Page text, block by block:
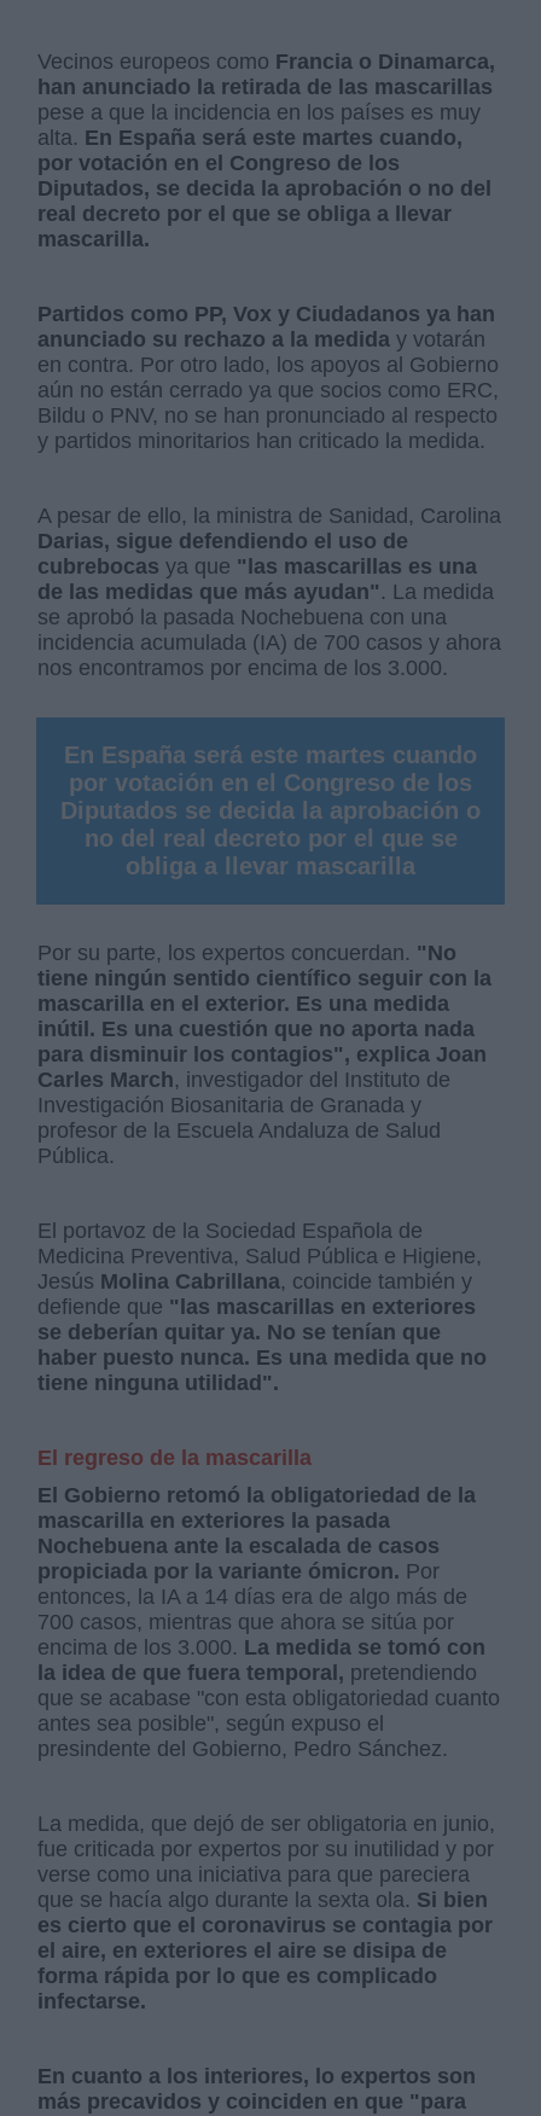
Vecinos europeos como Francia o Dinamarca,
han anunciado la retirada de las mascarillas
pese a que la incidencia en los países es muy
alta. En España será este martes cuando,
por votación en el Congreso de los
Diputados, se decida la aprobación o no del
real decreto por el que se obliga a llevar
mascarilla.
Partidos como PP, Vox y Ciudadanos ya han
anunciado su rechazo a la medida y votarán
en contra. Por otro lado, los apoyos al Gobierno
aún no están cerrado ya que socios como ERC,
Bildu o PNV, no se han pronunciado al respecto
y partidos minoritarios han criticado la medida.
A pesar de ello, la ministra de Sanidad, Carolina
Darias, sigue defendiendo el uso de
cubrebocas ya que "las mascarillas es una
de las medidas que más ayudan" . La medida
se aprobó la pasada Nochebuena con una
incidencia acumulada (IA) de 700 casos y ahora
nos encontramos por encima de los 3.000.
En España será este martes cuando
por votación en el Congreso de los
Diputados se decida la aprobación o
no del real decreto por el que se
obliga a llevar mascarilla
Por su parte, los expertos concuerdan. "No
tiene ningún sentido científico seguir con la
mascarilla en el exterior. Es una medida
inútil. Es una cuestión que no aporta nada
para disminuir los contagios", explica Joan
Carles March, investigador del Instituto de
Investigación Biosanitaria de Granada y
profesor de la Escuela Andaluza de Salud
Pública.
El portavoz de la Sociedad Española de
Medicina Preventiva, Salud Pública e Higiene,
Jesús Molina Cabrillana, coincide también y
defiende que "las mascarillas en exteriores
se deberían quitar ya. No se tenían que
haber puesto nunca. Es una medida que no
tiene ninguna utilidad".
El regreso de la mascarilla
El Gobierno retomó la obligatoriedad de la
mascarilla en exteriores la pasada
Nochebuena ante la escalada de casos
propiciada por la variante ómicron. Por
entonces, la IA a 14 días era de algo más de
700 casos, mientras que ahora se sitúa por
encima de los 3.000. La medida se tomó con
la idea de que fuera temporal, pretendiendo
que se acabase "con esta obligatoriedad cuanto
antes sea posible", según expuso el
presindente del Gobierno, Pedro Sánchez.
La medida, que dejó de ser obligatoria en junio,
fue criticada por expertos por su inutilidad y por
verse como una iniciativa para que pareciera
que se hacía algo durante la sexta ola. Si bien
es cierto que el coronavirus se contagia por
el aire, en exteriores el aire se disipa de
forma rápida por lo que es complicado
infectarse.
En cuanto a los interiores, lo expertos son
más precavidos y coinciden en que "para